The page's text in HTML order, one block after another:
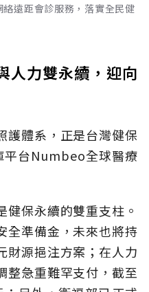
遠距會診服務，落實全民健
人力雙永續，迎向
護體系，正是台灣健保
平台Numbeo全球醫療
保永續的雙重支柱。
全準備金，未來也將持
財源挹注方案；在人力
整急重難罕支付，截至